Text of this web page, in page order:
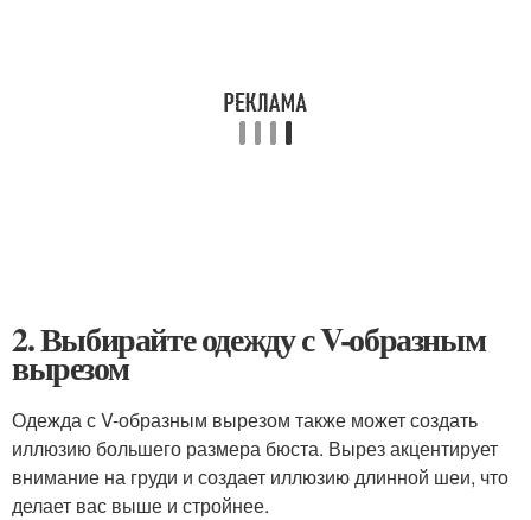
2. Выбирайте одежду с V-образным
вырезом
Одежда с V-образным вырезом также может создать
иллюзию большего размера бюста. Вырез акцентирует
внимание на груди и создает иллюзию длинной шеи, что
делает вас выше и стройнее.